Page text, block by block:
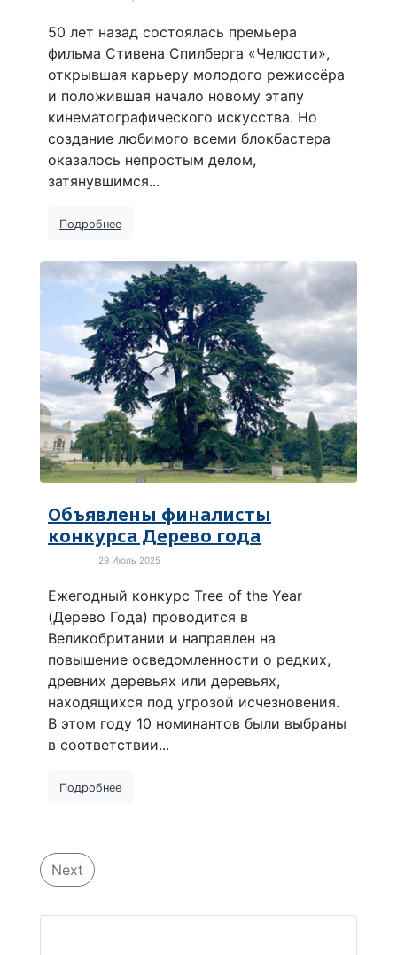
50 лет назад состоялась премьера
фильма Стивена Спилберга «Челюсти»,
открывшая карьеру молодого режиссёра
и положившая начало новому этапу
кинематографического искусства. Но
создание любимого всеми блокбастера
оказалось непростым делом,
затянувшимся...
Подробнее
Объявлены финалисты
конкурса Дерево года
29 Июль 2025
Ежегодный конкурс Tree of the Year
(Дерево Года) проводится в
Великобритании и направлен на
повышение осведомленности о редких,
древних деревьях или деревьях,
находящихся под угрозой исчезновения.
В этом году 10 номинантов были выбраны
в соответствии...
Подробнее
Next